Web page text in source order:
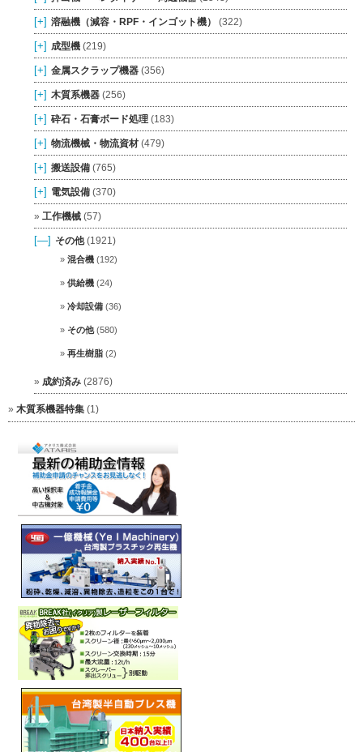
[+] 溶融機（減容・RPF・インゴット機） (322)
[+] 成型機 (219)
[+] 金属スクラップ機器 (356)
[+] 木質系機器 (256)
[+] 砕石・石膏ボード処理 (183)
[+] 物流機械・物流資材 (479)
[+] 搬送設備 (765)
[+] 電気設備 (370)
工作機械 (57)
[—] その他(1921)
混合機 (192)
供給機 (24)
冷却設備 (36)
その他(580)
再生樹脂 (2)
成約済み (2876)
木質系機器特集 (1)